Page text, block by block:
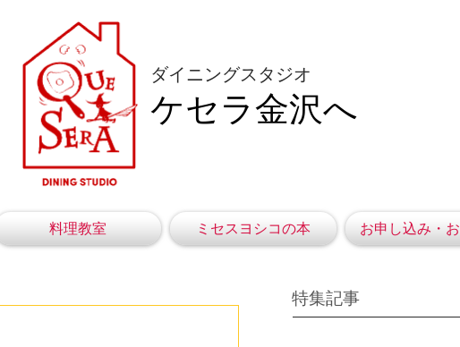
ダイニングスタジオ
ケセラ金沢へ
料理教室 ミセスヨシコの本 お申し込み・
特集記事